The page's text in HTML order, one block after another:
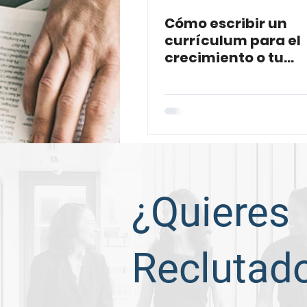
Cómo escribir un
currículum para el
crecimiento o tu